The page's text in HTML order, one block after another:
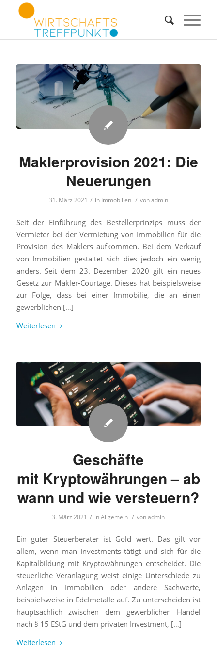
Maklerprovision 2021: Die
Neuerungen
31. März 2021 / in Immobilien / vonadmin
Seit der Einführung des Bestellerprinzips muss der
Vermieter bei der Vermietung von Immobilien für die
Provision des Maklers aufkommen. Bei dem Verkauf
von Immobilien gestaltet sich dies jedoch ein wenig
anders. Seit dem 23. Dezember 2020 gilt ein neues
Gesetz zur Makler-Courtage. Dieses hat beispielsweise
zur Folge, dass bei einer Immobilie, die an einen
gewerblichen […]
Weiterlesen
Geschäfte
mit Kryptowährungen – ab
wann und wie versteuern?
3. März 2021 / inAllgemein / vonadmin
Ein guter Steuerberater ist Gold wert. Das gilt vor
allem, wenn man Investments tätigt und sich für die
Kapitalbildung mit Kryptowährungen entscheidet. Die
steuerliche Veranlagung weist einige Unterschiede zu
Anlagen in Immobilien oder andere Sachwerte,
beispielsweise in Edelmetalle auf. Zu unterscheiden ist
hauptsächlich zwischen dem gewerblichen Handel
nach § 15 EStG und dem privaten Investment, […]
Weiterlesen